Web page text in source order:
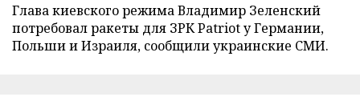
Глава киевского режима Владимир Зеленский
потребовал ракеты для ЗРК Patriot у Германии,
Польши и Израиля, сообщили украинские СМИ.